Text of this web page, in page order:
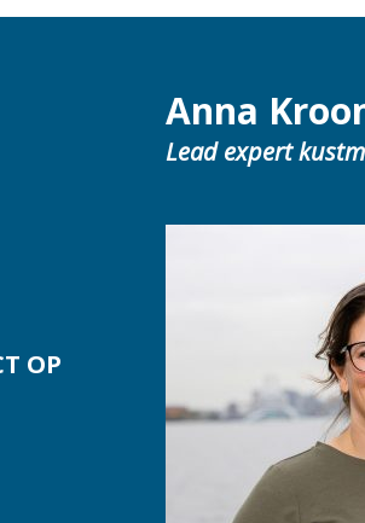
OP
Anna
Lead expert